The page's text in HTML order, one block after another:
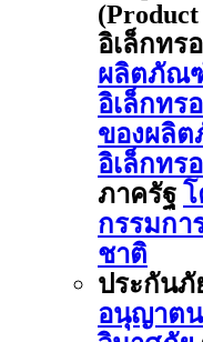
อิเล็กทร
ผลิตภัณฑ์
อิเล็กทร
ของผลิต
อิเล็กทร
ภาครัฐ
กรรมกา
ชาติ
ประกันภั
อนุญาต